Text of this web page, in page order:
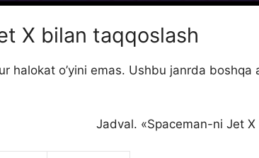
X bilan taqqoslash
halokat o’yini emas. Ushbu janrda
Jadval. «Spaceman-ni Jet